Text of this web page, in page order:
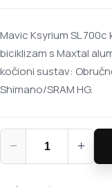
Mavic Ksyrium SL
biciklizam s Maxtal
kočioni sustav:
Shimano/SRAM HG.
−
Mavic Ksyrium SL
+